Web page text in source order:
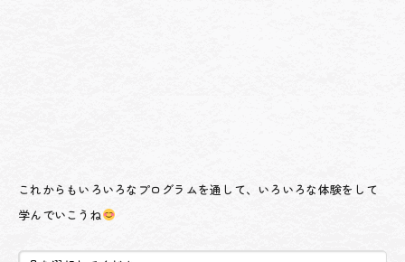
これからもいろいろなプログラムを通して、いろいろな体験をして
学んでいこうね